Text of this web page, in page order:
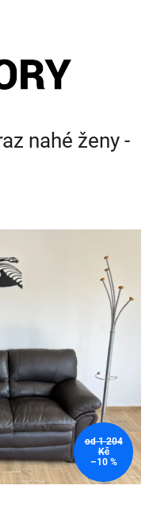
nahé ženy -
od 1 204
Kč
–10 %